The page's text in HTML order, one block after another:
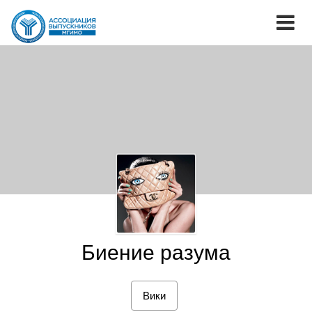
Биение разума
Вики